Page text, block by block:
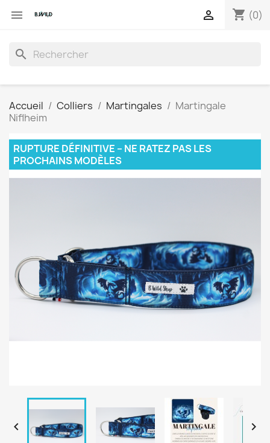
 shopping_cart (0)

search
Accueil Colliers Martingales
Martingale
Niflheim
RUPTURE DÉFINITIVE – NE RATEZ PAS LES
PROCHAINS MODÈLES
 